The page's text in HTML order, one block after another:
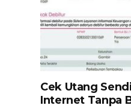
Cek Utang
Internet Tanpa